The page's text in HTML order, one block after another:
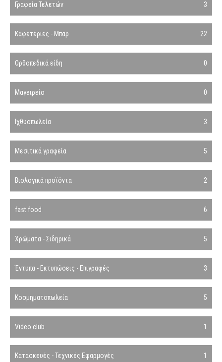
Γραφεία Τελετών 3
Καφετέριες - Μπαρ 22
Ορθοπεδικά είδη 0
Μαγειρείο 0
Ιχθυοπωλεία 3
Μεσιτικά γραφεία 5
Βιολογικά προϊόντα 2
fast food 6
Χρώματα - Σιδηρικά 5
Έντυπα - Εκτυπώσεις - Επιγραφές 3
Κοσμηματοπωλεία 5
Video club 1
Κατασκευές - Τεχνικές Εφαρμογές 1